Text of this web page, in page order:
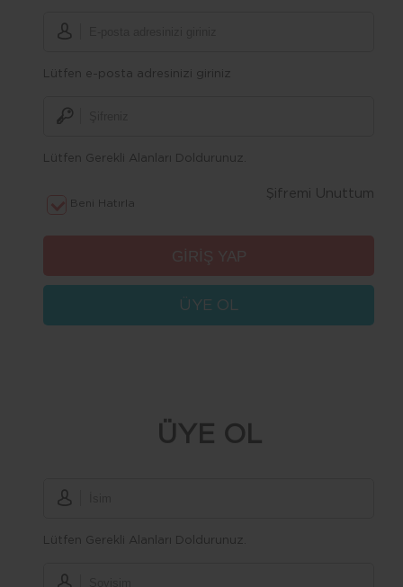
Lütfen e-posta adresinizi giriniz
Lütfen Gerekli Alanları Doldurunuz.
Beni Hatırla
Şifremi Unuttum
ÜYE OL
ÜYE OL
Lütfen Gerekli Alanları Doldurunuz.